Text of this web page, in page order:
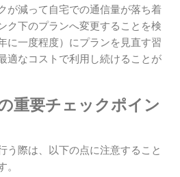
が減って自宅での通信量が落ち着
ク下のプランへ変更することを検
に一度程度）にプランを見直す習
適なコストで利用し続けることが
重要チェックポイン
う際は、以下の点に注意すること